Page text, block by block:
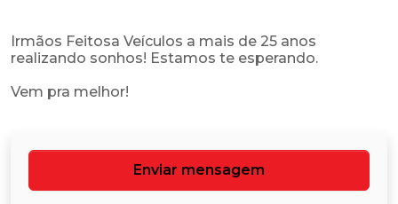
Irmãos Feitosa Veículos a mais de 25 anos
realizando sonhos! Estamos te esperando.
Enviar mensagem